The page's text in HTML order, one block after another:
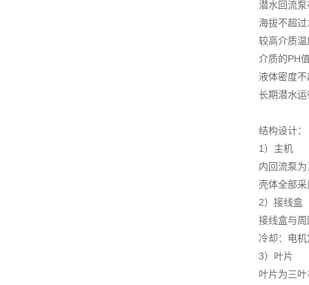
潜水回流
海拔不超
较高介质
介质的PH
液体密度
长期潜水
结构设计：
1）主机
内回流泵
壳体全部
2）接线盒
接线盒与
冷却：电
3）叶片
叶片为三